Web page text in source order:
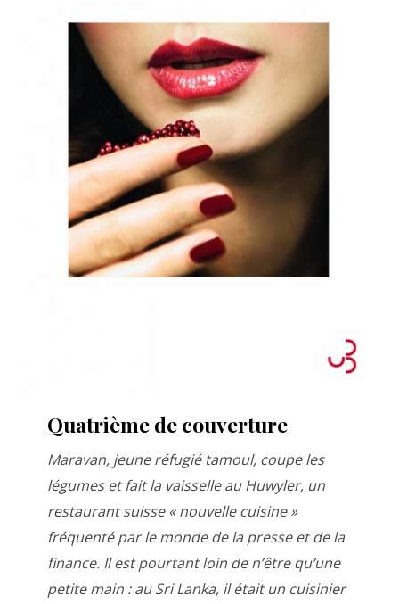
Quatrième de couverture
Maravan, jeune réfugié tamoul, coupe les
légumes et fait la vaisselle au Huwyler, un
restaurant suisse « nouvelle cuisine »
fréquenté par le monde de la presse et de la
finance. Il est pourtant loin de n’être qu’une
petite main : au Sri Lanka, il était un cuisinier